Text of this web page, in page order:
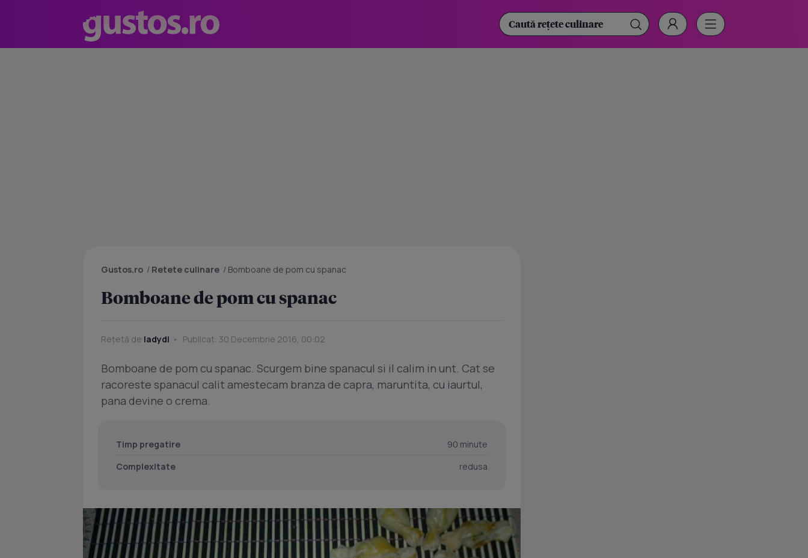
Gustos.ro / Retete culinare / Bomboane de pom cu spanac
Bomboane de pom cu spanac
Rețetă de ladydi Publicat: 30 Decembrie 2016, 00:02
Bomboane de pom cu spanac. Scurgem bine spanacul si il calim in unt. Cat se
racoreste spanacul calit amestecam branza de capra, maruntita, cu iaurtul,
pana devine o crema.
Timp pregatire
90 minute
Complexitate
redusa